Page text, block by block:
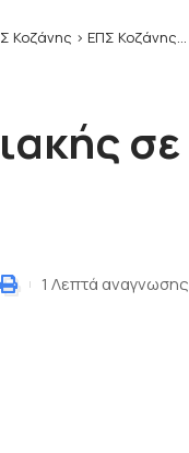
Κοζάνης > ΕΠΣ Κοζάνης: Το μενού της Κυριακής σε Α’ και Β’ Κατηγορία
σε
1 Λεπτά αναγνωσης